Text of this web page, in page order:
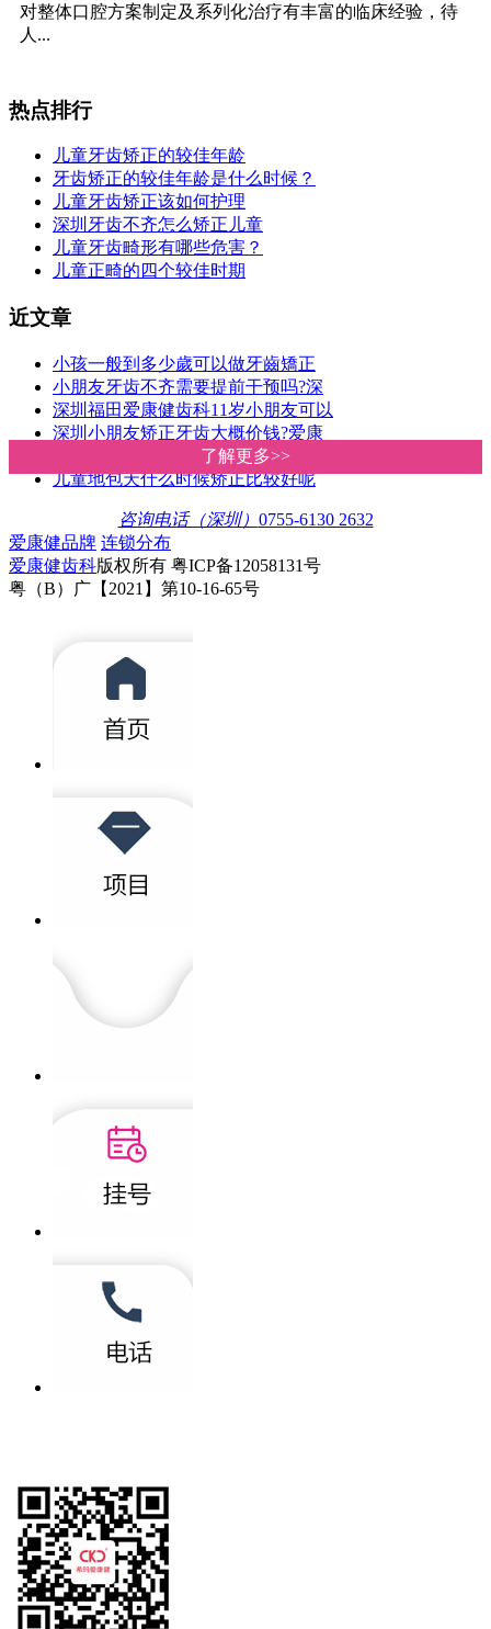
了解更多>>
了解更多>>
对整体口腔方案制定及系列化治疗有丰富的临床经验，待
人...
热点排行
儿童牙齿矫正的较佳年龄
牙齿矫正的较佳年龄是什么时候？
儿童牙齿矫正该如何护理
深圳牙齿不齐怎么矫正儿童
儿童牙齿畸形有哪些危害？
儿童正畸的四个较佳时期
近文章
小孩一般到多少歲可以做牙齒矯正
小朋友牙齿不齐需要提前干预吗?深
深圳福田爱康健齿科11岁小朋友可以
深圳小朋友矫正牙齿大概价钱?爱康
如何干预和纠正孩子错颌畸形？深
儿童地包天什么时候矫正比较好呢
咨询电话（深圳） 0755-6130 2632
爱康健品牌 连锁分布
爱康健齿科版权所有 粤ICP备12058131号
粤（B）广【2021】第10-16-65号